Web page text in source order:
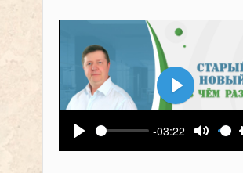
Воспроизвести
-03:22